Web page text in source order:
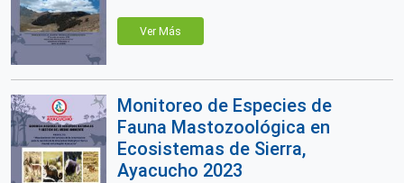
Ver Más
Monitoreo de Especies de
Fauna Mastozoológica en
Ecosistemas de Sierra,
Ayacucho 2023